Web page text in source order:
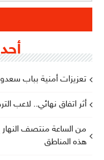
تعزيزات أمنية بباب
أثر اتفاق نهائي.. لاعب
من الساعة منتصف
هذه المناطق